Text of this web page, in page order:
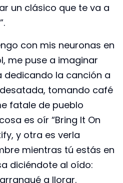
un clásico que te va a
con mis neuronas en
me puse a imaginar
dedicando la canción a
tomando café
fatale de pueblo
es oír “Bring It On
y otra es verla
mientras tú estás en
diciéndote al oído:
arranqué a llorar.